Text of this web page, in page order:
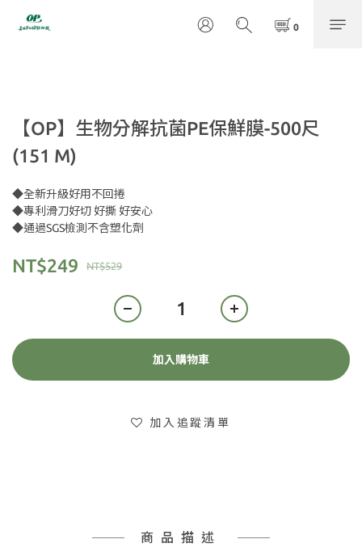
【OP】生物分解抗菌PE保鮮膜-500尺
(151 M)
◆全新升級好用不回捲
◆專利滑刀好切 好撕 好安心
◆通過SGS檢測不含塑化劑
NT$529
NT$249
加入購物車
加入追蹤清單
商品描述